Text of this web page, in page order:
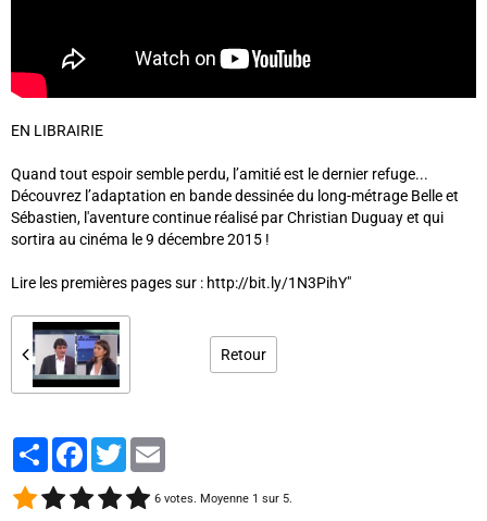
EN LIBRAIRIE
Quand tout espoir semble perdu, l’amitié est le dernier refuge...
Découvrez l’adaptation en bande dessinée du long-métrage Belle et
Sébastien, l'aventure continue réalisé par Christian Duguay et qui
sortira au cinéma le 9 décembre 2015 !
Lire les premières pages sur : http://bit.ly/1N3PihY"
Retour
PartagerFacebook
Twitter
6 votes. Moyenne 1 sur 5.